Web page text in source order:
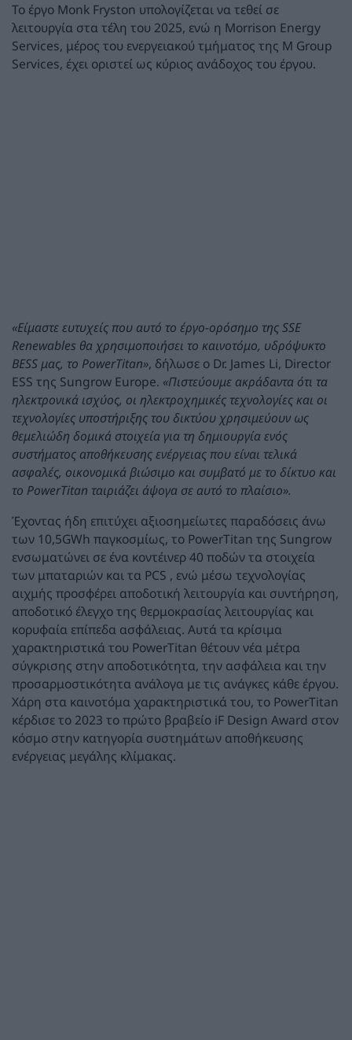
Το έργο Monk Fryston υπολογίζεται να τεθεί σε
λειτουργία στα τέλη του 2025, ενώ η Morrison Energy
Services, μέρος του ενεργειακού τμήματος της M Group
Services, έχει οριστεί ως κύριος ανάδοχος του έργου.
«Είμαστε ευτυχείς που αυτό το έργο-ορόσημο τηςSSE
Renewables θα χρησιμοποιήσει το καινοτόμο, υδρόψυκτο
BESSμας, το PowerTitan», δήλωσε ο Dr. James Li, Director
ESS της Sungrow Europe. «Πιστεύουμε ακράδαντα ότι τα
ηλεκτρονικά ισχύος, οι ηλεκτροχημικές τεχνολογίες και οι
τεχνολογίες υποστήριξης του δικτύου χρησιμεύουν ως
θεμελιώδη δομικά στοιχεία για τη δημιουργία ενός
συστήματος αποθήκευσης ενέργειας που είναι τελικά
ασφαλές, οικονομικά βιώσιμο και συμβατό με το δίκτυο και
το PowerTitan ταιριάζει άψογα σε αυτό το πλαίσιο».
Έχοντας ήδη επιτύχει αξιοσημείωτες παραδόσεις άνω
των 10,5GWh παγκοσμίως, το PowerTitan της Sungrow
ενσωματώνει σε ένα κοντέινερ 40 ποδών τα στοιχεία
των μπαταριών και τα PCS , ενώ μέσω τεχνολογίας
αιχμής προσφέρει αποδοτική λειτουργία και συντήρηση,
αποδοτικό έλεγχο της θερμοκρασίας λειτουργίας και
κορυφαία επίπεδα ασφάλειας. Αυτά τα κρίσιμα
χαρακτηριστικά του PowerTitan θέτουν νέα μέτρα
σύγκρισης στην αποδοτικότητα, την ασφάλεια και την
προσαρμοστικότητα ανάλογα με τις ανάγκες κάθε έργου.
Χάρη στα καινοτόμα χαρακτηριστικά του, το PowerTitan
κέρδισε το 2023 το πρώτο βραβείο iF Design Award στον
κόσμο στην κατηγορία συστημάτων αποθήκευσης
ενέργειας μεγάλης κλίμακας.